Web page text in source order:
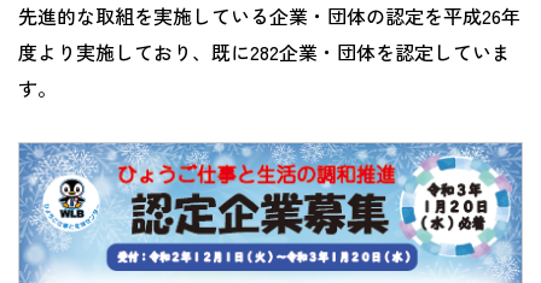
先進的な取組を実施している企業・団体の認定を平成26年
度より実施しており、既に282企業・団体を認定していま
す。